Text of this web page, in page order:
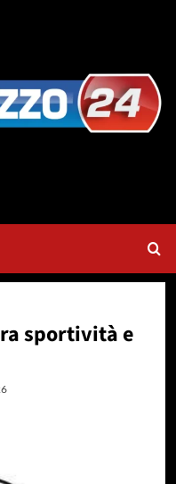
sportività e